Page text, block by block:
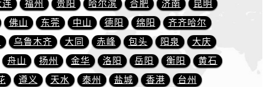
连 福州 贵阳 哈尔滨 合肥 济南
昆明
佛山 东莞 中山 德阳 绵阳
齐齐哈尔
乌鲁木齐 大同 赤峰 包头 阳泉
大庆
舟山 扬州 金华 洛阳 岳阳 衡阳
黄石
遵义 天水 泰州 盐城 香港 台州